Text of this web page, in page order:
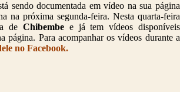
sendo documentada em vídeo na sua página
na próxima segunda-feira. Nesta quarta-feira
de Chibembe e já tem vídeos disponíveis
página. Para acompanhar os vídeos durante a
no Facebook.